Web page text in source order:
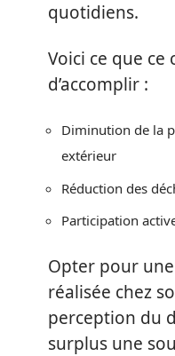
quotidiens.
Voici ce que
d’accomplir :
Diminution de la
extérieur
Réduction des
Participation
Opter pour une
réalisée chez
perception du
surplus une